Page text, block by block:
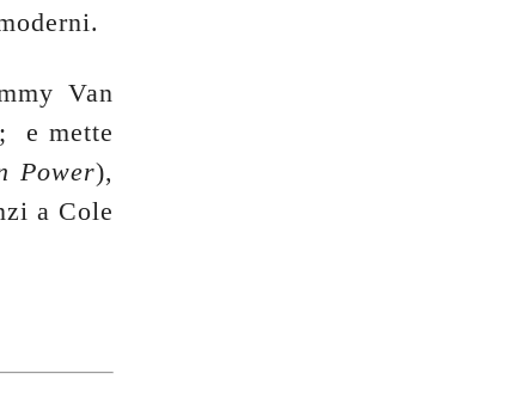
Van
e mette
Power),
a Cole